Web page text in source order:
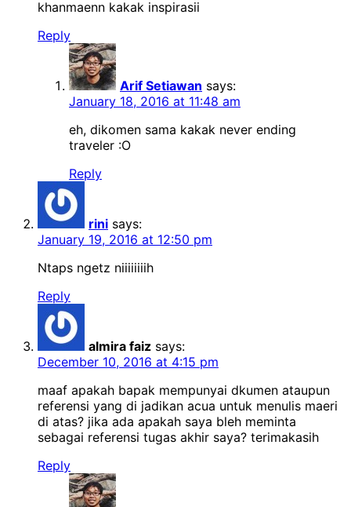
khanmaenn kakak inspirasii
Reply
Arif Setiawan says:
January 18, 2016 at 11:48 am
eh, dikomen sama kakak never ending
traveler :O
Reply
rini says:
January 19, 2016 at 12:50 pm
Ntaps ngetz niiiiiiiih
Reply
almira faiz says:
December 10, 2016 at 4:15 pm
maaf apakah bapak mempunyai dkumen ataupun
referensi yang di jadikan acua untuk menulis maeri
di atas? jika ada apakah saya bleh meminta
sebagai referensi tugas akhir saya? terimakasih
Reply